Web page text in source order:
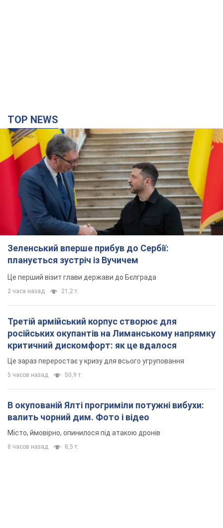
TOP NEWS
Зеленський вперше прибув до Сербії:
планується зустріч із Вучичем
Це перший візит глави держави до Бєлграда
2 часа назад 21,2 т.
Третій армійський корпус створює для
російських окупантів на Лиманському напрямку
критичний дискомфорт: як це вдалося
Це зараз переростає у кризу для всього угруповання
5 часов назад 50,9 т.
В окупованій Ялті прогриміли потужні вибухи:
валить чорний дим. Фото і відео
Місто, ймовірно, опинилося під атакою дронів
8 часов назад 8,5 т.